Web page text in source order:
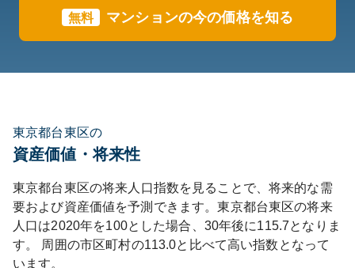
無料 マンションの今の価格を知る
東京都台東区の
資産価値・将来性
東京都台東区の将来人口指数を見ることで、将来的な需
要および資産価値を予測できます。東京都台東区の将来
人口は2020年を100とした場合、30年後に115.7となりま
す。
周囲の市区町村の113.0と比べて高い指数となって
います。